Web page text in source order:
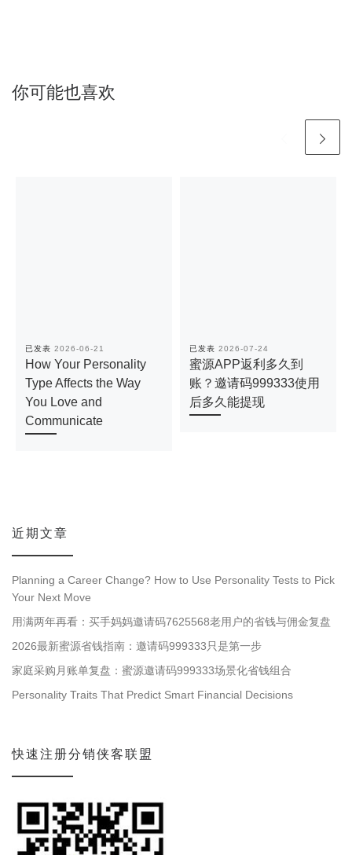
你可能也喜欢
已发表 2026-06-21
How Your Personality
Type Affects the Way
You Love and
Communicate
已发表 2026-07-24
蜜源APP返利多久到
账？邀请码999333使用
后多久能提现
近期文章
Planning a Career Change? How to Use Personality Tests to Pick
Your Next Move
用满两年再看：买手妈妈邀请码7625568老用户的省钱与佣金复盘
2026最新蜜源省钱指南：邀请码999333只是第一步
家庭采购月账单复盘：蜜源邀请码999333场景化省钱组合
Personality Traits That Predict Smart Financial Decisions
快速注册分销侠客联盟